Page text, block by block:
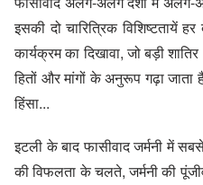
इसकी दो चारित्रिक विशिष्टतायें
कार्यक्रम का दिखावा, जो बड़ी
हितों और मांगों के अनुरूप गढ़ा जाता
हिंसा...
इटली के बाद फासीवाद जर्मनी में
की विफलता के चलते, जर्मनी की